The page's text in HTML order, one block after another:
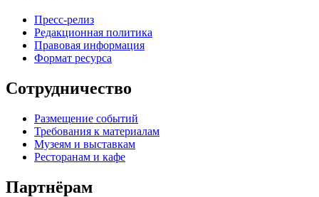
Пресс-релиз
Редакционная политика
Правовая информация
Формат ресурса
Сотрудничество
Размещение событий
Требования к материалам
Музеям и выставкам
Ресторанам и кафе
Партнёрам